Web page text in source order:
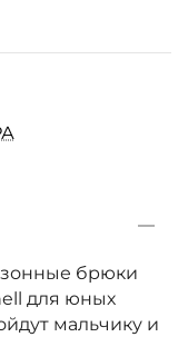
брюки
для юных
мальчику и